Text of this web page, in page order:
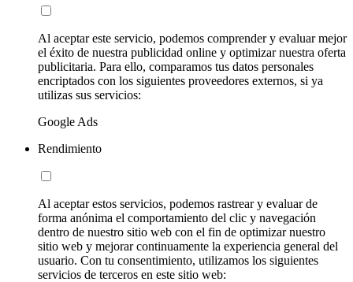
Al aceptar este servicio, podemos comprender y evaluar mejor
el éxito de nuestra publicidad online y optimizar nuestra oferta
publicitaria. Para ello, comparamos tus datos personales
encriptados con los siguientes proveedores externos, si ya
utilizas sus servicios:
Google Ads
Rendimiento
Al aceptar estos servicios, podemos rastrear y evaluar de
forma anónima el comportamiento del clic y navegación
dentro de nuestro sitio web con el fin de optimizar nuestro
sitio web y mejorar continuamente la experiencia general del
usuario. Con tu consentimiento, utilizamos los siguientes
servicios de terceros en este sitio web: